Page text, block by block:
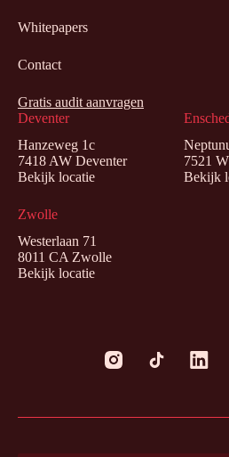
Deventer
Hanzeweg 1c
7418 AW Deventer
Bekijk locatie
7521
Bekijk
Zwolle
Westerlaan 71
8011 CA Zwolle
Bekijk locatie
Whitepapers
Contact
Gratis audit aanvragen